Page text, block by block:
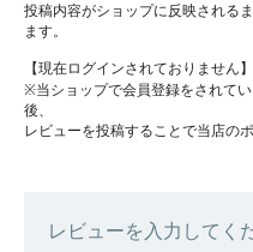
投稿内容がショップに反映される
ます。
【現在ログインされておりません】
※当ショップで会員登録をされて
後、
レビューを投稿することで当店の
レビューを入力してく